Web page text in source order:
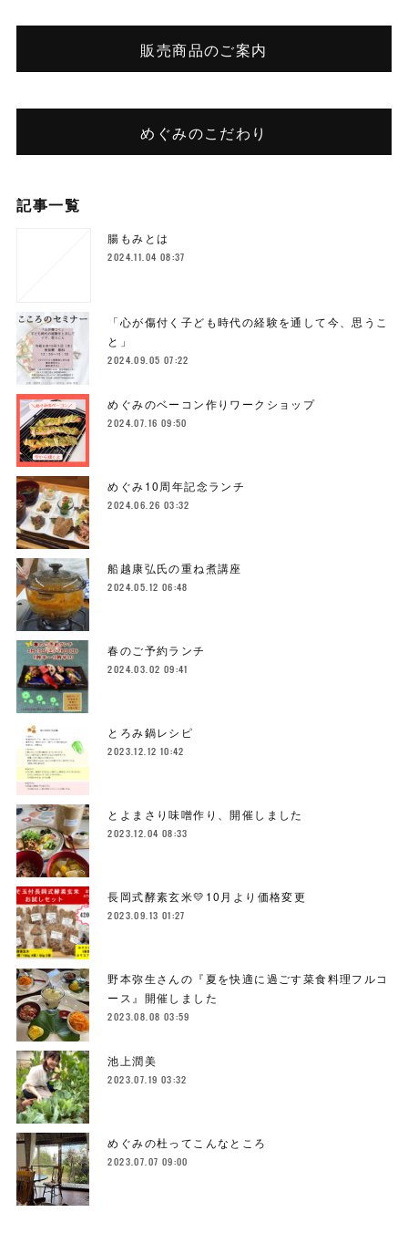
販売商品のご案内
めぐみのこだわり
記事一覧
腸もみとは
2024.11.04 08:37
「心が傷付く子ども時代の経験を通して今、思うこ
と」
2024.09.05 07:22
めぐみのベーコン作りワークショップ
2024.07.16 09:50
めぐみ10周年記念ランチ
2024.06.26 03:32
船越康弘氏の重ね煮講座
2024.05.12 06:48
春のご予約ランチ
2024.03.02 09:41
とろみ鍋レシピ
2023.12.12 10:42
とよまさり味噌作り、開催しました
2023.12.04 08:33
長岡式酵素玄米💛10月より価格変更
2023.09.13 01:27
野本弥生さんの『夏を快適に過ごす菜食料理フルコ
ース』開催しました
2023.08.08 03:59
池上潤美
2023.07.19 03:32
めぐみの杜ってこんなところ
2023.07.07 09:00